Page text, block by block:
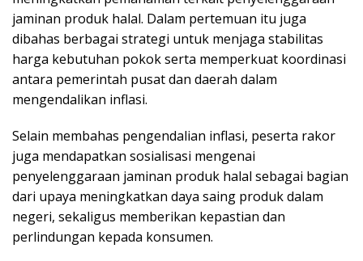
jaminan produk halal. Dalam pertemuan itu juga
dibahas berbagai strategi untuk menjaga stabilitas
harga kebutuhan pokok serta memperkuat koordinasi
antara pemerintah pusat dan daerah dalam
mengendalikan inflasi.
Selain membahas pengendalian inflasi, peserta rakor
juga mendapatkan sosialisasi mengenai
penyelenggaraan jaminan produk halal sebagai bagian
dari upaya meningkatkan daya saing produk dalam
negeri, sekaligus memberikan kepastian dan
perlindungan kepada konsumen.